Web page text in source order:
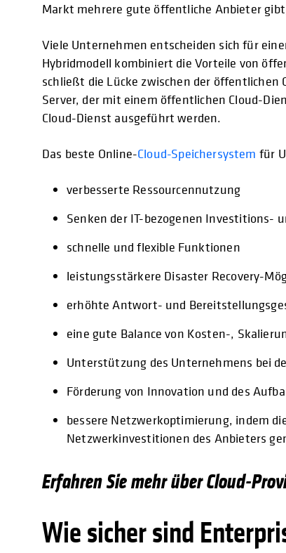
Markt mehrere gute öffentliche Anbieter
Viele Unternehmen entscheiden sich für
Hybridmodell kombiniert die Vorteile von
schließt die Lücke zwischen der
Server, der mit einem öffentlichen Cloud-
Cloud-Dienst ausgeführt werden.
Das beste Online-Cloud-Speichersystem für
verbesserte Ressourcennutzung
Senken der IT-bezogenen Investitions-
schnelle und flexible Funktionen
leistungsstärkere Disaster Recovery-
erhöhte Antwort- und
eine gute Balance von Kosten-,
Unterstützung des Unternehmens bei
Förderung von Innovation und des
bessere Netzwerkoptimierung, indem
Netzwerkinvestitionen des Anbieters
Erfahren Sie mehr über Cloud-
Wie sicher sind